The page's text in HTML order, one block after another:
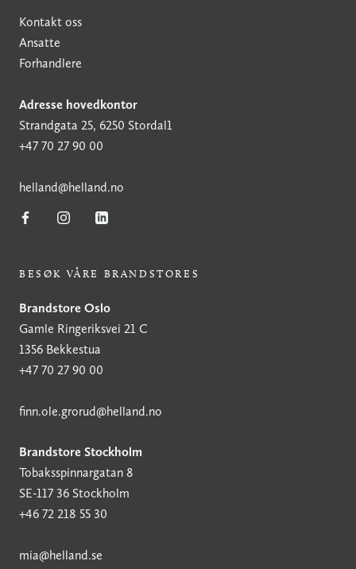
Kontakt oss
Ansatte
Forhandlere
Adresse hovedkontor
Strandgata 25, 6250 Stordal1
+47 70 27 90 00
helland@helland.no
BESØK VÅRE BRANDSTORES
Brandstore Oslo
Gamle Ringeriksvei 21 C
1356 Bekkestua
+47 70 27 90 00
finn.ole.grorud@helland.no
Brandstore Stockholm
Tobaksspinnargatan 8
SE-117 36 Stockholm
+46 72 218 55 30
mia@helland.se